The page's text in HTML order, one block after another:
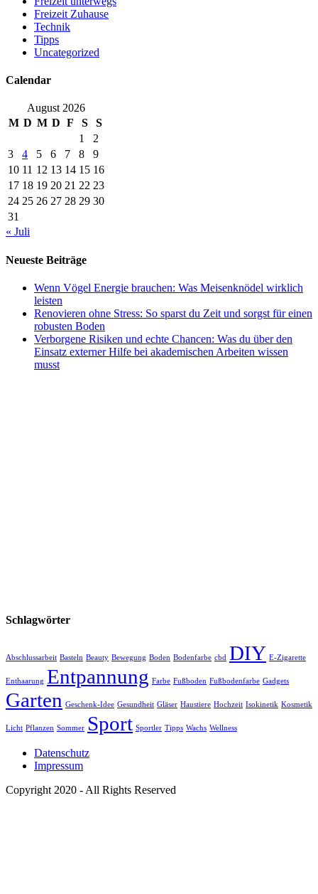
Freizeit Zuhause
Technik
Tipps
Uncategorized
Calendar
August 2026
M D M D F S
S
1
2
3
4 5 6 7 8
9
10 11 12 13 14 15 16
17 18 19 20 21 22 23
24 25 26 27 28 29 30
31
« Juli
Neueste Beiträge
Wenn Vögel Energie brauchen: Was Meisenknödel wirklich
leisten
Renovieren ohne Stress: So sparst du Zeit und sorgst für einen
robusten Boden
Verborgene Risiken und echte Chancen: Was du über den
Einsatz externer Hilfe bei akademischen Arbeiten wissen
musst
Schlagwörter
Abschlussarbeit Basteln Beauty Bewegung Boden Bodenfarbe cbd DIY E-Zigarette
Enthaarung Entpannung Farbe Fußboden Fußbodenfarbe Gadgets
Garten Geschenk-Idee Gesundheit Gläser Haustiere Hochzeit Isokinetik Kosmetik
Licht Pflanzen Sommer Sport Sportler Tipps Wachs Wellness
Datenschutz
Impressum
Copyright 2020 - All Rights Reserved